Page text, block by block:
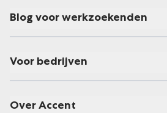
Blog voor werkzoekenden
Voor bedrijven
Over Accent